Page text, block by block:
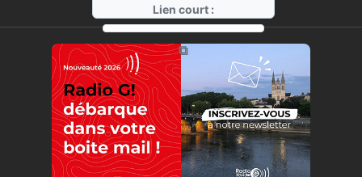
Lien court :
https://radio-g.fr?7562
⧉